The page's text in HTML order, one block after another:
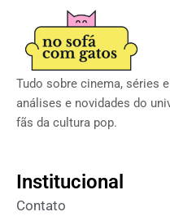
Tudo sobre cinema, séries
análises e novidades do
fãs da cultura pop.
Institucional
Contato